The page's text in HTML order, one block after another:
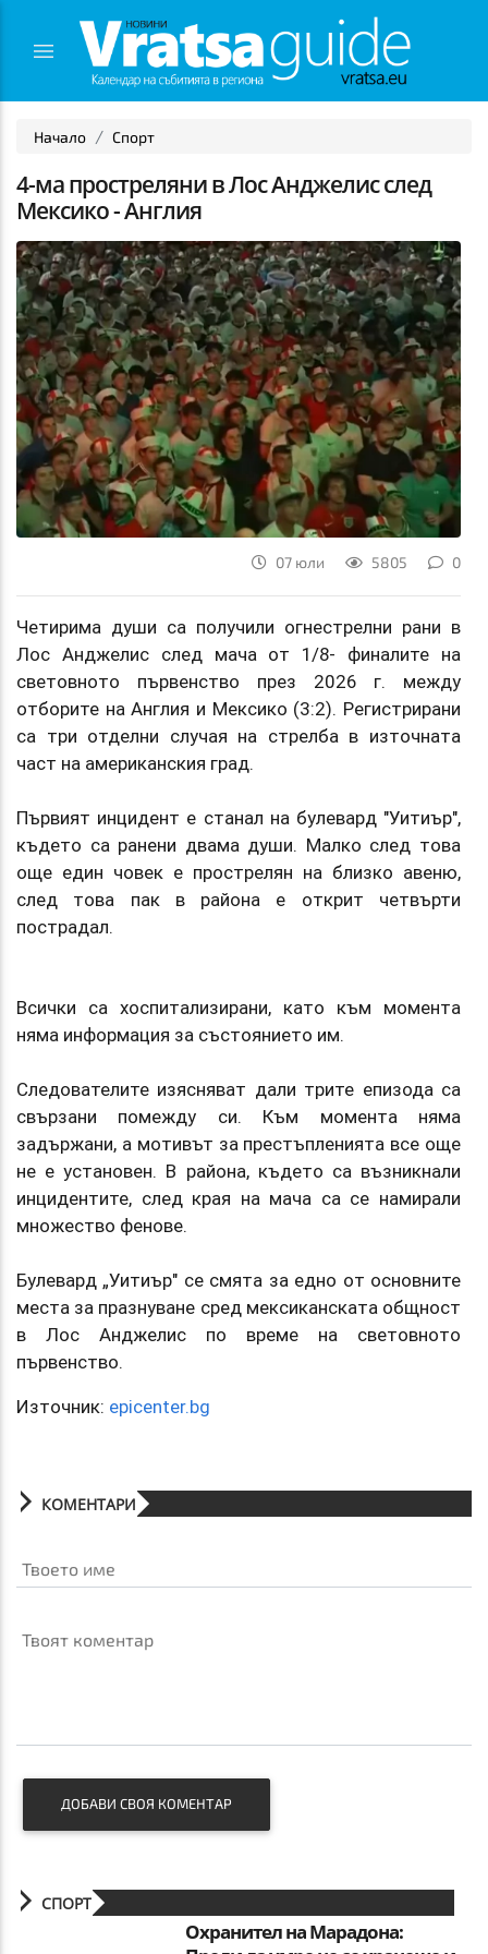
Начало Спорт
4-ма простреляни в Лос Анджелис след
Мексико - Англия
07 юли 5805 0
Четирима души са получили огнестрелни рани в
Лос Анджелис след мача от 1/8- финалите на
световното първенство през 2026 г. между
отборите на Англия и Мексико (3:2). Регистрирани
са три отделни случая на стрелба в източната
част на американския град.
Първият инцидент е станал на булевард "Уитиър",
където са ранени двама души. Малко след това
още един човек е прострелян на близко авеню,
след това пак в района е открит четвърти
пострадал.
Всички са хоспитализирани, като към момента
няма информация за състоянието им.
Следователите изясняват дали трите епизода са
свързани помежду си. Към момента няма
задържани, а мотивът за престъпленията все още
не е установен. В района, където са възникнали
инцидентите, след края на мача са се намирали
множество фенове.
Булевард „Уитиър" се смята за едно от основните
места за празнуване сред мексиканската общност
в Лос Анджелис по време на световното
първенство.
Източник: epicenter.bg
КОМЕНТАРИ
Твоето име
Твоят коментар
ДОБАВИ СВОЯ КОМЕНТАР
СПОРТ
Охранител на Марадона: